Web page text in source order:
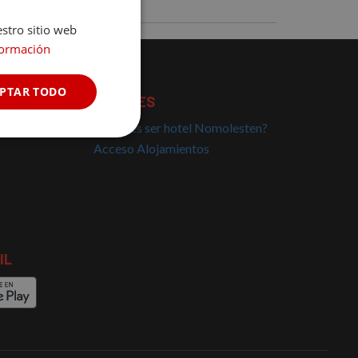
HOTELES
¿Quieres ser hotel Nomolesten?
Acceso Alojamientos
sitio web
TODO
Cookies no
de funcionalidad